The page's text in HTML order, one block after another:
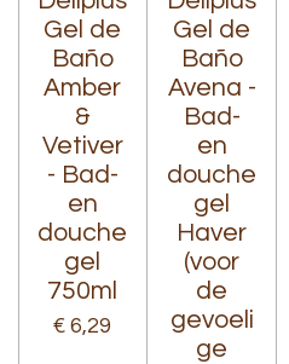
Gel de
Baño
Amber
&
Vetiver
- Bad-
en
douche
gel
750ml
€ 6,29
Gel de
Baño
Avena -
Bad-
en
douche
gel
Haver
(voor
de
gevoeli
ge